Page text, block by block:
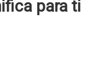
para ti